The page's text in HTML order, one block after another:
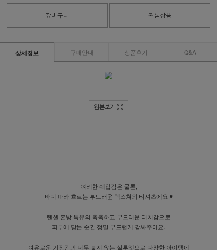
장바구니 관심상품
상세정보 구매안내 상품후기 Q&A
원본보기
여리한 쉐입감은 물론,
바디 따라 흐르는 부드러운 텍스쳐의 티셔츠에요 ♥
텐셀 혼방 특유의 촉촉하고 부드러운 터치감으로
피부에 닿는 순간 정말 부드럽게 감싸주어요.
여유로운 기장감과 너무 붙지 않는 실루엣으로 다양한 아이템에